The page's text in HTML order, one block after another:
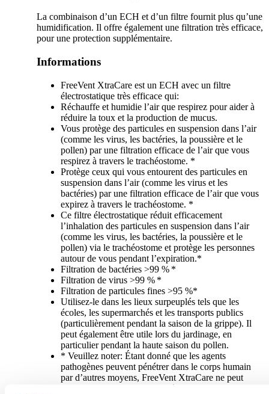
La combinaison d’un ECH et d’un filtre fournit plus qu’une
humidification. Il offre également une filtration très efficace,
pour une protection supplémentaire.
Informations
FreeVent XtraCare est un ECH avec un filtre
électrostatique très efficace qui:
Réchauffe et humidie l’air que respirez pour aider à
réduire la toux et la production de mucus.
Vous protège des particules en suspension dans l’air
(comme les virus, les bactéries, la poussière et le
pollen) par une filtration efficace de l’air que vous
respirez à travers le trachéostome. *
Protège ceux qui vous entourent des particules en
suspension dans l’air (comme les virus et les
bactéries) par une filtration efficace de l’air que vous
expirez à travers le trachéostome. *
Ce filtre électrostatique réduit efficacement
l’inhalation des particules en suspension dans l’air
(comme les virus, les bactéries, la poussière et le
pollen) via le trachéostome et protège les personnes
autour de vous pendant l’expiration.*
Filtration de bactéries >99 % *
Filtration de virus >99 % *
Filtration de particules fines >95 %*
Utilisez-le dans les lieux surpeuplés tels que les
écoles, les supermarchés et les transports publics
(particulièrement pendant la saison de la grippe). Il
peut également être utile lors du jardinage, en
particulier pendant la haute saison du pollen.
* Veuillez noter: Étant donné que les agents
pathogènes peuvent pénétrer dans le corps humain
par d’autres moyens, FreeVent XtraCare ne peut
garantir une protection complète.Veuillez lire les